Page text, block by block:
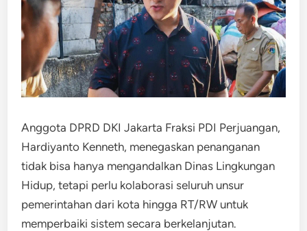
Anggota DPRD DKI Jakarta Fraksi PDI Perjuangan,
Hardiyanto Kenneth, menegaskan penanganan
tidak bisa hanya mengandalkan Dinas Lingkungan
Hidup, tetapi perlu kolaborasi seluruh unsur
pemerintahan dari kota hingga RT/RW untuk
memperbaiki sistem secara berkelanjutan.